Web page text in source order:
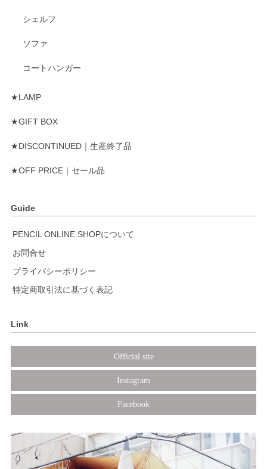
シェルフ
ソファ
コートハンガー
★LAMP
★GIFT BOX
★DISCONTINUED｜生産終了品
★OFF PRICE｜セール品
Guide
PENCIL ONLINE SHOPについて
お問合せ
プライバシーポリシー
特定商取引法に基づく表記
Link
Official site
Instagram
Facebook